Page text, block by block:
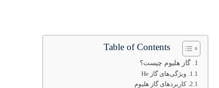
Table of Contents
گاز هلیوم چیست؟
ویژگی‌های گاز He
کاربردهای گاز هلیوم